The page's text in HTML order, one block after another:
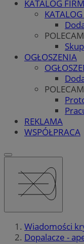
KATALOG FIRM
OGŁOSZENIA
REKLAMA
WSPÓŁPRACA
Wiadomości
Dopalacze -